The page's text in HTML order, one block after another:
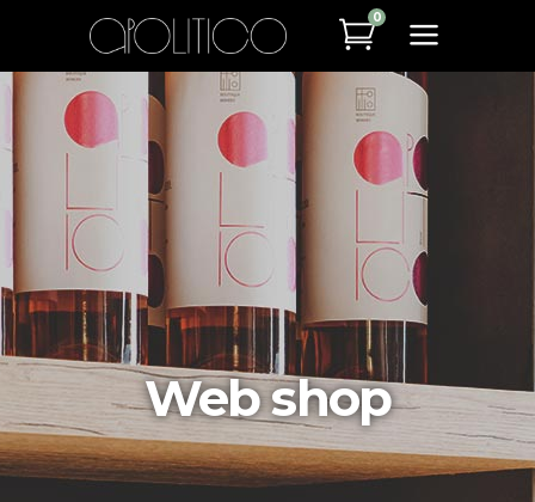
0
Web shop